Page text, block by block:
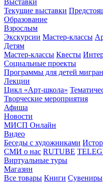
Выставки
Текущие выставки
Образование
Взрослым
Экскурсии Мастер-классы
Детям
Мастер-классы Квесты
Социальные проекты
Программы для детей
Лекции
Цикл «Арт-школа»
Творческие мероприятия
Афиша
Новости
МИСП Онлайн
Видео
Беседы с художниками
СМИ о нас RUTUBE
Виртуальные туры
Магазин
Все товары Книги Сувениры